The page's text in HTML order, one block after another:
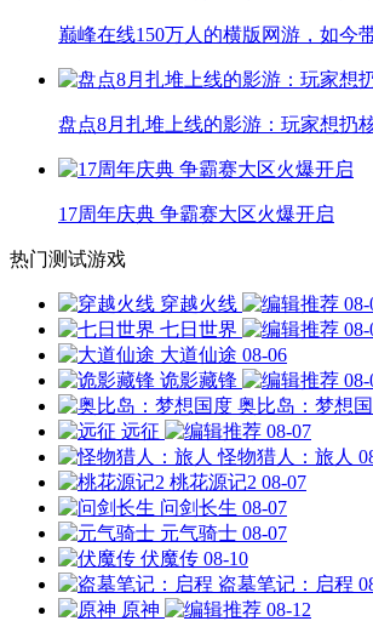
巅峰在线150万人的横版网游，如今
盘点8月扎堆上线的影游：玩家想扔
17周年庆典 争霸赛大区火爆开启
热门测试游戏
穿越火线
08-
七日世界
08-
大道仙途 08-06
诡影藏锋
08-
奥比岛：梦想
远征
08-07
怪物猎人：旅人
桃花源记2 08-07
问剑长生 08-07
元气骑士 08-07
伏魔传 08-10
盗墓笔记：启程
原神
08-12